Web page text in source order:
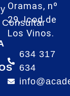
Oramas, nº
29, Icod de
Los Vinos.
634 317
634